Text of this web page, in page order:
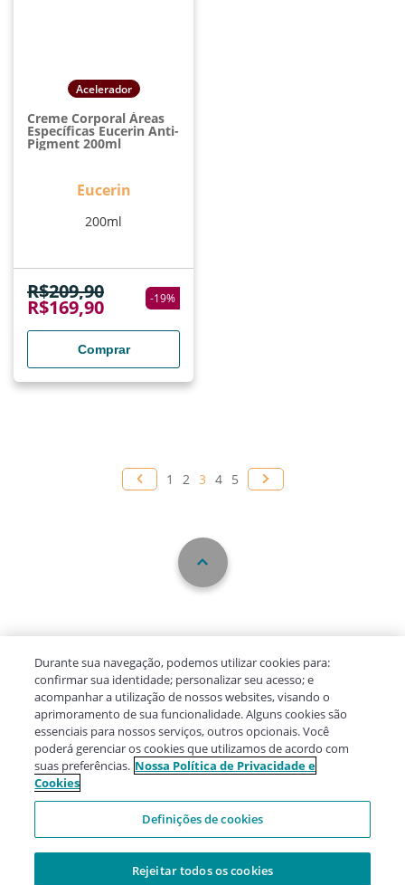
Acelerador
Creme Corporal Áreas
Específicas Eucerin Anti-
Pigment 200ml
Eucerin
200ml
R$209,90
R$169,90 -19%
Comprar
1 2 3 4 5
Durante sua navegação, podemos utilizar cookies para:
confirmar sua identidade; personalizar seu acesso; e
acompanhar a utilização de nossos websites, visando o
aprimoramento de sua funcionalidade. Alguns cookies são
essenciais para nossos serviços, outros opcionais. Você
poderá gerenciar os cookies que utilizamos de acordo com
suas preferências. Nossa Política de Privacidade e
Cookies
Definições de cookies
Rejeitar todos os cookies